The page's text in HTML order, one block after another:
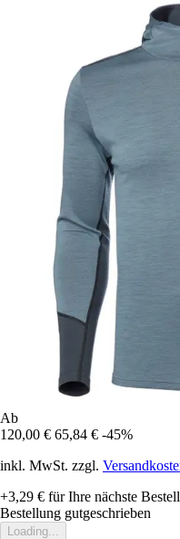
Ab
120,00 € 65,84 € -45%
inkl. MwSt. zzgl.
+3,29 € für Ihre nächste
Bestellung gutgeschrieben
Loading...